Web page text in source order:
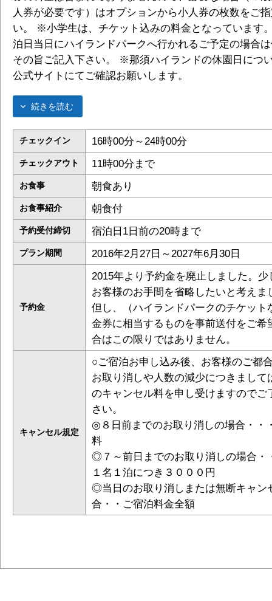
人券が必要です）はオプションから小人券の枚数をご
い。 ※小学生は、チケット込みの料金となっています
泊日当日にハイランドパークへ行かれるご予定の場合
その旨ご記入下さい。 ※那須ハイランドの休園日につ
公式サイトにてご確認お願いします。
続きを読む
チェックイン 16時00分～24時00分
チェックアウト 11時00分まで
お食事 朝食あり
お食事紹介 朝食付
予約受付締切 宿泊日1日前の20時まで
プラン期間 2016年2月27日～2027年6月30日
予約金
2015年より予約金を廃止しました。少
お客様のお手間を省略したいと考えま
但し、（ハイランドパークのチケット
金券に相当するものを事前送付をご希
合はこの限りではありません。
キャンセル規定
○ご宿泊お申し込み後、お客様のご都
お取り消しや人数の減少につきまして
のキャンセル料を申し受けますのでご
さい。
◎８日前までのお取り消しの場合・・
料
◎７～前日までのお取り消しの場合・
１名１泊につき３０００円
◎当日のお取り消しまたは無断キャン
合・・ご宿泊料金全額